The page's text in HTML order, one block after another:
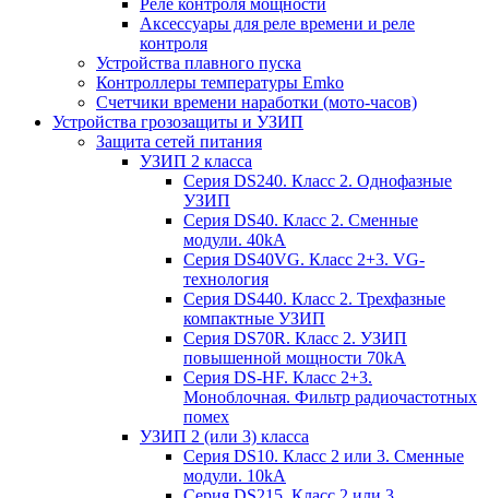
Аксессуары для реле времени и реле
контроля
Устройства плавного пуска
Контроллеры температуры Emko
Счетчики времени наработки (мото-часов)
Устройства грозозащиты и УЗИП
Защита сетей питания
УЗИП 2 класса
Серия DS240. Класс 2. Однофазные
УЗИП
Серия DS40. Класс 2. Сменные
модули. 40kA
Серия DS40VG. Класс 2+3. VG-
технология
Серия DS440. Класс 2. Трехфазные
компактные УЗИП
Серия DS70R. Класс 2. УЗИП
повышенной мощности 70kA
Серия DS-HF. Класс 2+3.
Моноблочная. Фильтр радиочастотных
помех
УЗИП 2 (или 3) класса
Серия DS10. Класс 2 или 3. Сменные
модули. 10kA